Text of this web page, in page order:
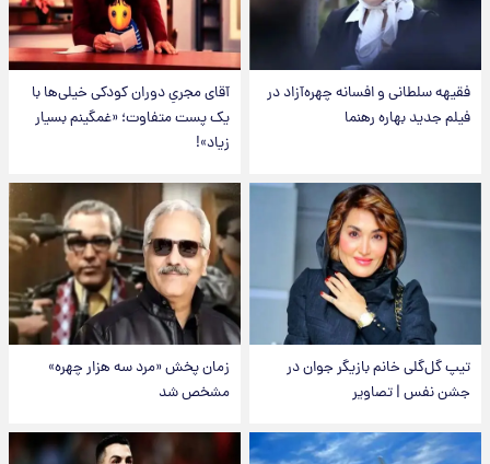
فقیهه سلطانی و افسانه چهره‌آزاد در
فیلم جدید بهاره رهنما
آقای مجریِ دوران کودکی خیلی‌ها با
یک پست متفاوت؛ «غمگینم بسیار
زیاد»!
تیپ گل‌گلی خانم بازیگر جوان در
جشن نفس | تصاویر
زمان پخش «مرد سه هزار چهره»
مشخص شد